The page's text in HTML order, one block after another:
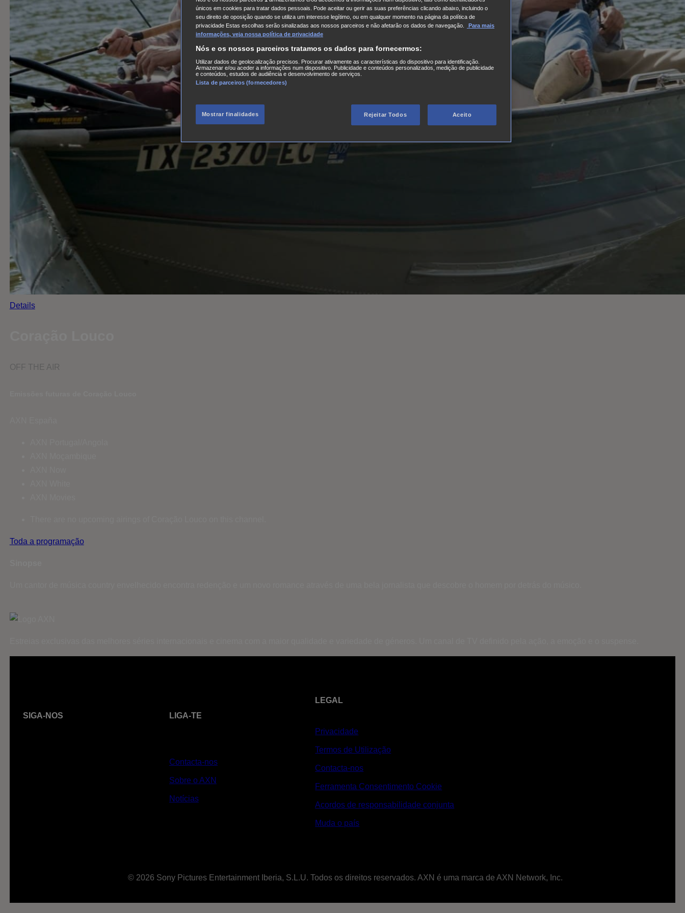
Details
OFF THE AIR
Toda a programação
SIGA-NOS LIGA-TE
Contacta-nos
Sobre o AXN
Notícias
LEGAL
Privacidade
Termos de Utilização
Contacta-nos
Ferramenta Consentimento Cookie
Acordos de responsabilidade conjunta
Muda o país
© 2026 Sony Pictures Entertainment Iberia, S.L.U. Todos os direitos reservados. AXN é uma marca de AXN Network, Inc.
únicos em cookies para tratar dados pessoais. Pode aceitar ou gerir as suas preferências clicando abaixo, incluindo o
seu direito de oposição quando se utiliza um interesse legítimo, ou em qualquer momento na página da política de
privacidade Estas escolhas serão sinalizadas aos nossos parceiros e não afetarão os dados de navegação.
Para mais
informações, veja nossa política de privacidade
Nós e os nossos parceiros tratamos os dados para fornecermos:
Utilizar dados de geolocalização precisos. Procurar ativamente as características do dispositivo para identificação.
Armazenar e/ou aceder a informações num dispositivo. Publicidade e conteúdos personalizados, medição de publicidade
e conteúdos, estudos de audiência e desenvolvimento de serviços.
Lista de parceiros (fornecedores)
Mostrar finalidades Rejeitar Todos Aceito